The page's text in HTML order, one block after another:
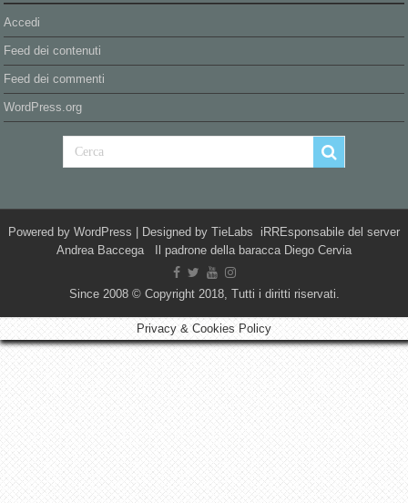
Accedi
Feed dei contenuti
Feed dei commenti
WordPress.org
Powered by WordPress | Designed by TieLabs iRREsponsabile del server
Andrea Baccega Il padrone della baracca Diego Cervia
Since 2008 © Copyright 2018, Tutti i diritti riservati.
Privacy & Cookies Policy